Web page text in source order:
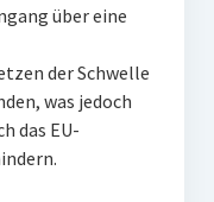
über eine
der Schwelle
was jedoch
das EU-